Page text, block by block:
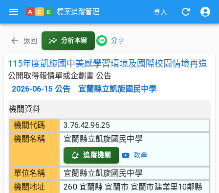
A C E 標案追蹤管理 登入
返回 分析本案 分享
115年度凱旋國中美感學習環境及國際校園情境再造
公開取得報價單或企劃書 公告
2026-06-15 公告 宜蘭縣立凱旋國民中學
機關資料
機關代碼
3.76.42.96.25
機關名稱
宜蘭縣立凱旋國民中學
追蹤機關 教學
單位名稱
宜蘭縣立凱旋國民中學
機關地址
260 宜蘭縣 宜蘭市 宜蘭市建業里10鄰縣